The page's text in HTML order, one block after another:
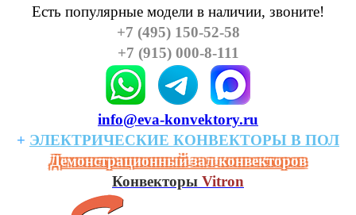
Есть популярные модели в наличии, звоните!
+7 (495) 150-52-58
+7 (915) 000-8-111
info@eva-konvektory.ru
+ ЭЛЕКТРИЧЕСКИЕ КОHВЕКТОРЫ В ПОЛ
Демонстрационный зал конвекторов
Конвекторы Vitron